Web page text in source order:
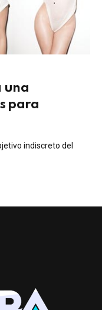
una
para
indiscreto del